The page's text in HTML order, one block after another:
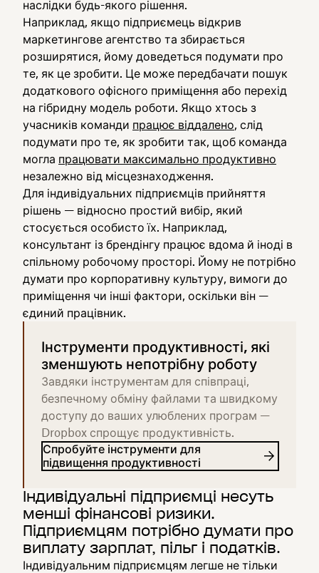
наслідки будь-якого рішення.
Наприклад, якщо підприємець відкрив
маркетингове агентство та збирається
розширятися, йому доведеться подумати про
те, як це зробити. Це може передбачати пошук
додаткового офісного приміщення або перехід
на гібридну модель роботи. Якщо хтось з
учасників команди працює віддалено, слід
подумати про те, як зробити так, щоб команда
могла працювати максимально продуктивно
незалежно від місцезнаходження.
Для індивідуальних підприємців прийняття
рішень — відносно простий вибір, який
стосується особисто їх. Наприклад,
консультант із брендінгу працює вдома й іноді в
спільному робочому просторі. Йому не потрібно
думати про корпоративну культуру, вимоги до
приміщення чи інші фактори, оскільки він —
єдиний працівник.
Інструменти продуктивності, які
зменшують непотрібну роботу
Завдяки інструментам для співпраці,
безпечному обміну файлами та швидкому
доступу до ваших улюблених програм —
Dropbox спрощує продуктивність.
Спробуйте інструменти для
підвищення продуктивності
Індивідуальні підприємці несуть
менші фінансові ризики.
Підприємцям потрібно думати про
виплату зарплат, пільг і податків.
Індивідуальним підприємцям легше не тільки